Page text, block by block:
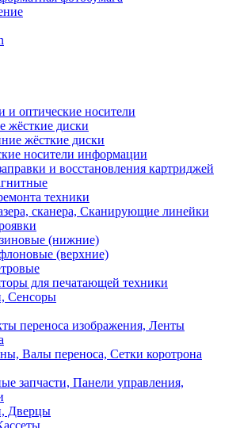
и оптические носители
жёсткие диски
жёсткие диски
носители информации
и восстановления картриджей
техники
сканера, Сканирующие линейки
(нижние)
(верхние)
для печатающей техники
Сенсоры
переноса изображения, Ленты
Валы переноса, Сетки коротрона
запчасти, Панели управления,
Дверцы